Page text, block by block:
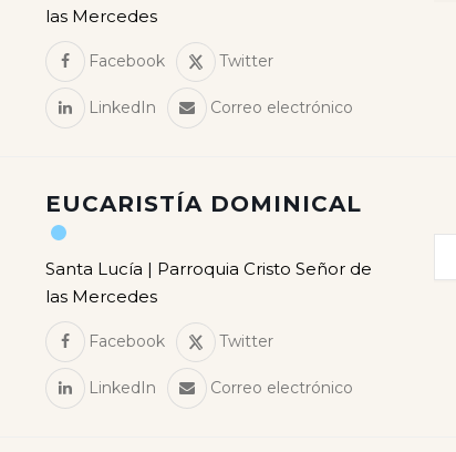
las Mercedes
Facebook Twitter
LinkedIn Correo electrónico
EUCARISTÍA DOMINICAL
Santa Lucía | Parroquia Cristo Señor de
las Mercedes
Facebook Twitter
LinkedIn Correo electrónico